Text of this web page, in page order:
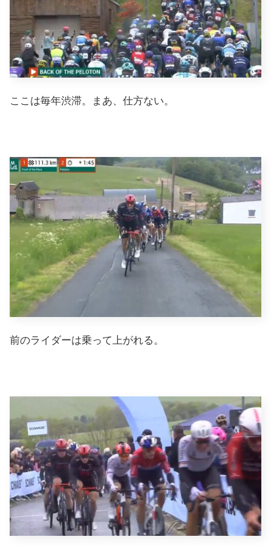
ここは毎年渋滞。まあ、仕方ない。
前のライダーは乗って上がれる。